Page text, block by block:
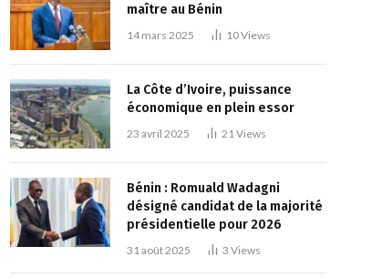
maître au Bénin
14 mars 2025 10Views
La Côte d’Ivoire, puissance
économique en plein essor
23 avril 2025 21Views
Bénin : Romuald Wadagni
désigné candidat de la majorité
présidentielle pour 2026
31 août 2025 3 Views